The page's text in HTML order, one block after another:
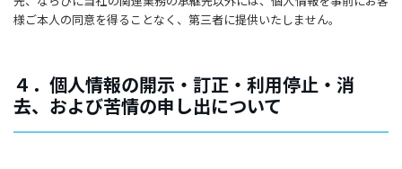
様ご本人の同意を得ることなく、第三者に提供いたしません。
４．個人情報の開示・訂正・利用停止・消
去、および苦情の申し出について